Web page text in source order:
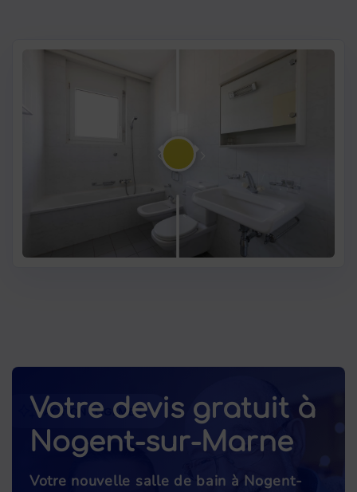
Votre devis gratuit à
Nogent-sur-Marne
Votre nouvelle salle de bain à Nogent-